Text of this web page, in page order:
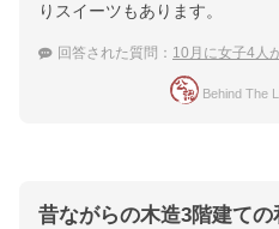
りスイーツもあります。
回答された質問： 10月に女子4人が和の雰囲
Behind The
昔ながらの木造3階建ての